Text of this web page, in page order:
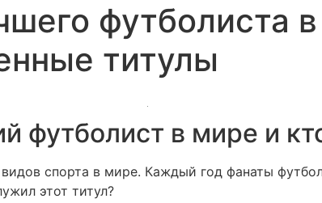
футболиста
титулы
футболист в мире и
спорта в мире. Каждый год фанаты
этот титул?